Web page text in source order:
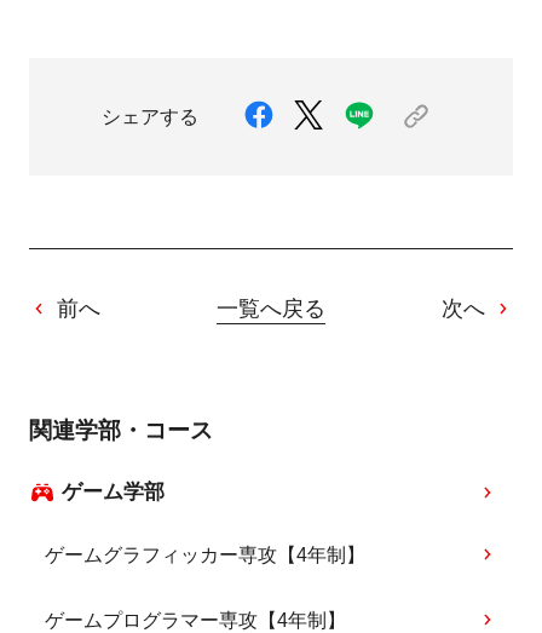
シェアする
前へ 一覧へ戻る 次へ
関連学部・コース
ゲーム学部
ゲームグラフィッカー専攻【4年制】
ゲームプログラマー専攻【4年制】